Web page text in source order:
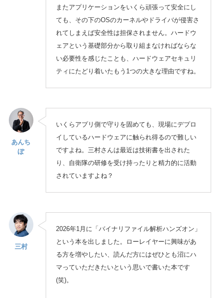
またアプリケーションをいくら頑張って安全にし
ても、その下のOSのカーネルやドライバが侵害さ
れてしまえば安全性は担保されません。ハードウ
ェアという基礎部分から取り組まなければならな
い必要性を感じたことも、ハードウェアセキュリ
ティにたどり着いたもう1つの大きな理由ですね。
あんち
ぽ
いくらアプリ側で守りを固めても、現場にデプロ
イしているハードウェアに触られ得るので難しい
ですよね。三村さんは最近は技術書を出された
り、自衛隊の研修を受け持ったりと精力的に活動
されていますよね？
三村
2026年1月に「バイナリファイル解析ハンズオン」
という本を出しました。ローレイヤーに興味があ
る方を増やしたい、読んだ方にはぜひとも沼にハ
マっていただきたいという思いで書いた本です
(笑)。